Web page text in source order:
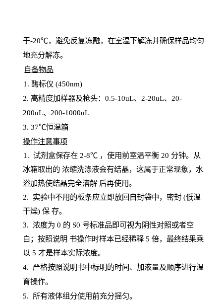
于-20℃，避免反复冻融，在室温下解冻并确保样品均匀
地充分解冻。
自备物品
1 . 酶标仪 (450nm)
2. 高精度加样器及枪头： 0.5-10uL、 2-20uL、 20-
200uL、 200-1000uL
3. 37℃恒温箱
操作注意事项
1. 试剂盒保存在 2-8℃ ，使用前室温平衡 20 分钟。从
冰箱取出的 浓缩洗涤液会有结晶，这属于正常现象，水
浴加热使结晶完全溶解 后再使用。
2. 实验中不用的板条应立即放回自封袋中，密封(低温
干燥) 保 存。
3. 浓度为 0 的 S0 号标准品即可视为阴性对照或者空
白；按照说明 书操作时样本已经稀释5 倍，最终结果乘
以 5 才是样本实际浓度。
4. 严格按照说明书中标明的时间、加液量及顺序进行温
育操作。
5. 所有液体组分使用前充分摇匀。